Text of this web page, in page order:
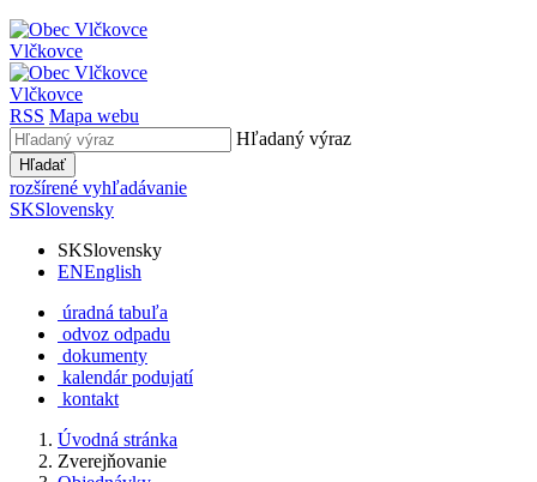
Vlčkovce
Vlčkovce
RSS Mapa webu
Hľadaný výraz
Hľadať
rozšírené vyhľadávanie
SKSlovensky
SKSlovensky
ENEnglish
úradná tabuľa
odvoz odpadu
dokumenty
kalendár podujatí
kontakt
Úvodná stránka
Zverejňovanie